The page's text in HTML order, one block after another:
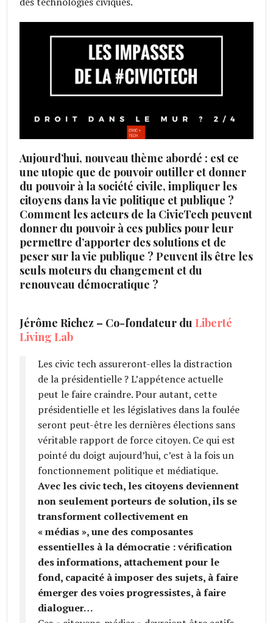
Aujourd’hui, nouveau thème abordé : est ce
une utopie que de pouvoir outiller et donner
du pouvoir à la société civile, impliquer les
citoyens dans la vie politique et publique ?
Comment les acteurs de la CivicTech peuvent
donner du pouvoir à ces publics pour leur
permettre d’apporter des solutions et de
peser sur la vie publique ? Peuvent ils être les
seuls moteurs du changement et du
renouveau démocratique ?
Jérôme Richez – Co-fondateur du Liberté
Living Lab
Les civic tech assureront-elles la distraction
de la présidentielle ? L’appétence actuelle
peut le faire craindre. Pour autant, cette
présidentielle et les législatives dans la foulée
seront peut-être les dernières élections sans
véritable rapport de force citoyen. Ce qui est
pointé du doigt aujourd’hui, c’est à la fois un
fonctionnement politique et médiatique.
Avec les civic tech, les citoyens deviennent
non seulement porteurs de solution, ils se
transforment collectivement en
« médias », une des composantes
essentielles à la démocratie : vérification
des informations, attachement pour le
fond, capacité à imposer des sujets, à faire
émerger des voies progressistes, à faire
dialoguer…